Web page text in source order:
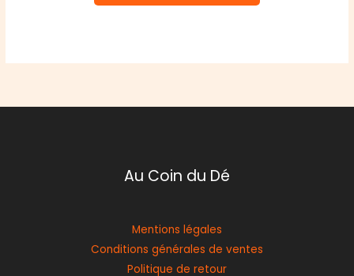
Au Coin du Dé
Mentions légales
Conditions générales de ventes
Politique de retour